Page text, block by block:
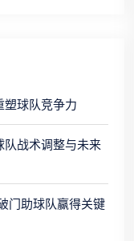
塑球队竞争力
队战术调整与未来
门助球队赢得关键